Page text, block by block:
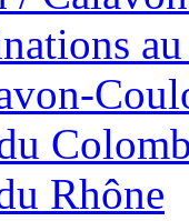
Rhône